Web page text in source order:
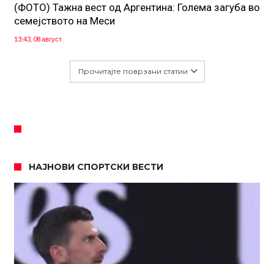
(ФОТО) Тажна вест од Аргентина: Голема загуба во
семејството на Меси
13:43, 08 август
Прочитајте поврзани статии
НАЈНОВИ СПОРТСКИ ВЕСТИ